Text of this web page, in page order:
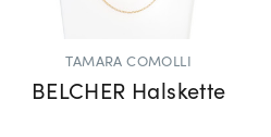
TAMARA COMOLLI
BELCHER Halskette